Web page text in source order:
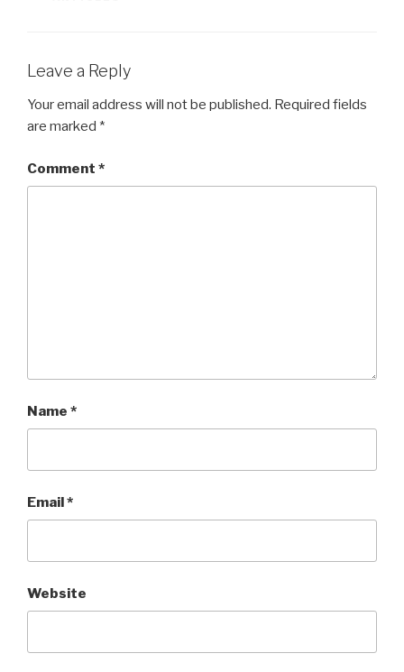
Leave a Reply
Your email address will not be published. Required fields
are marked *
Comment *
Name *
Email*
Website